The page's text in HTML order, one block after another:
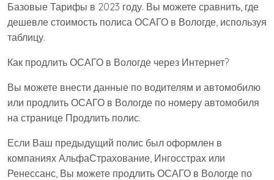
Базовые Тарифы в 2023 году. Вы можете сравнить, где
дешевле стоимость полиса ОСАГО в Вологде, используя
таблицу.
Как продлить ОСАГО в Вологде через Интернет?
Вы можете внести данные по водителям и автомобилю
или продлить ОСАГО в Вологде по номеру автомобиля
на странице Продлить полис.
Если Ваш предыдущий полис был оформлен в
компаниях АльфаСтрахование, Ингосстрах или
Ренессанс, Вы можете продлить ОСАГО в Вологде по